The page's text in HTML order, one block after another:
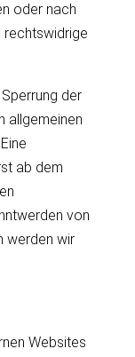
oder nach
rechtswidrige
der
allgemeinen
ab dem
von
werden wir
Websites